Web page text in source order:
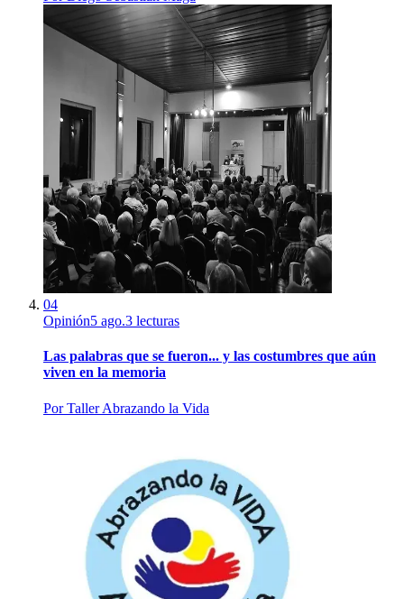
04
Opinión5 ago.3 lecturas
Las palabras que se fueron... y las costumbres que aún
viven en la memoria
PorTaller Abrazando la Vida